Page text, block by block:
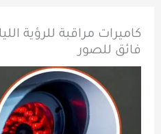
فائق للصور